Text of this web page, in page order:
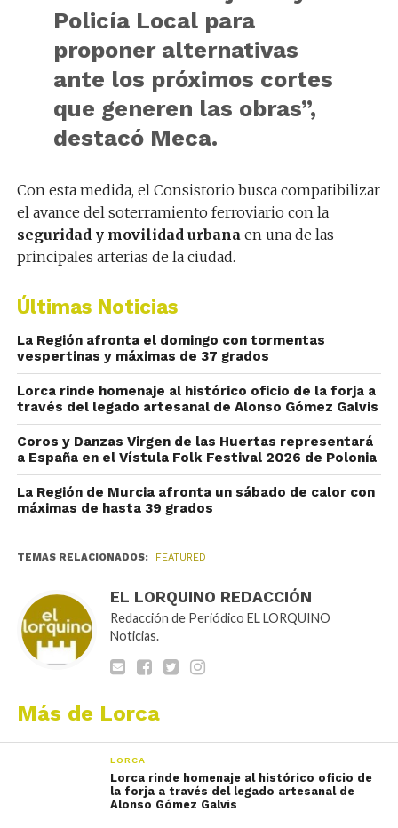
Policía Local para
proponer alternativas
ante los próximos cortes
que generen las obras”,
destacó Meca.
Con esta medida, el Consistorio busca compatibilizar
el avance del soterramiento ferroviario con la
seguridad y movilidad urbanaen una de las
principales arterias de la ciudad.
Últimas Noticias
La Región afronta el domingo con tormentas
vespertinas y máximas de 37 grados
Lorca rinde homenaje al histórico oficio de la forja a
través del legado artesanal de Alonso Gómez Galvis
Coros y Danzas Virgen de las Huertas representará
a España en el Vístula Folk Festival 2026 de Polonia
La Región de Murcia afronta un sábado de calor con
máximas de hasta 39 grados
TEMAS RELACIONADOS: FEATURED
EL LORQUINO REDACCIÓN
Redacción de Periódico EL LORQUINO
Noticias.
Más de Lorca
LORCA
Lorca rinde homenaje al histórico oficio de
la forja a través del legado artesanal de
Alonso Gómez Galvis